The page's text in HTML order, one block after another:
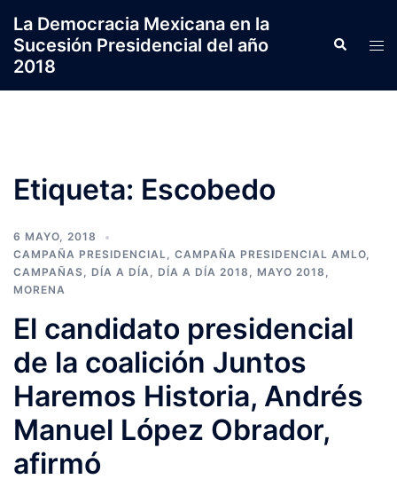
contenido
La Democracia Mexicana en la
Sucesión Presidencial del año
2018
Search
Etiqueta: Escobedo
6 MAYO, 2018
CAMPAÑA PRESIDENCIAL, CAMPAÑA PRESIDENCIAL AMLO,
CAMPAÑAS, DÍA A DÍA, DÍA A DÍA 2018 , MAYO 2018 ,
MORENA
El candidato presidencial
de la coalición Juntos
Haremos Historia, Andrés
Manuel López Obrador,
afirmó